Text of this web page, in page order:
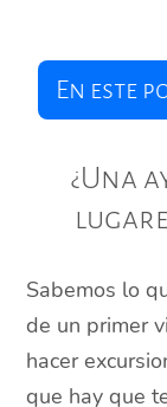
¿Una
Sabemos lo
de un primer
hacer
que hay que